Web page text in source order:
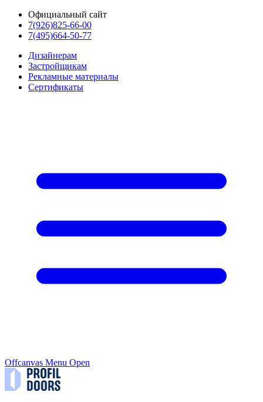
Официальный сайт
7(926)825-66-00
7(495)664-50-77
Дизайнерам
Застройщикам
Рекламные материалы
Сертификаты
Offcanvas Menu Open